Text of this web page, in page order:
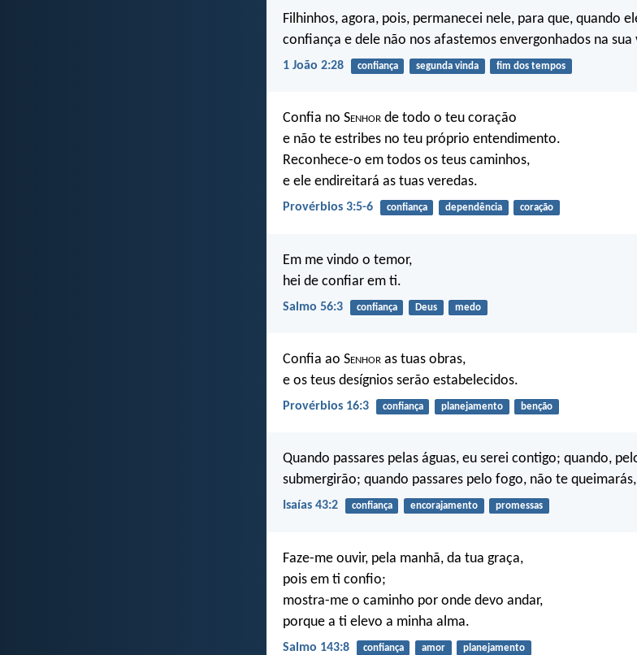
Filhinhos, agora, pois, permanecei nele, para que, quando
confiança e dele não nos afastemos envergonhados na sua
1 João 2:28 confiança segunda vinda fim dos tempos
Confia no Senhor de todo o teu coração
e não te estribes no teu próprio entendimento.
Reconhece-o em todos os teus caminhos,
e ele endireitará as tuas veredas.
Provérbios 3:5-6 confiança dependência coração
Em me vindo o temor,
hei de confiar em ti.
Salmo 56:3 confiança Deus medo
Confia ao Senhor as tuas obras,
e os teus desígnios serão estabelecidos.
Provérbios 16:3 confiança planejamento benção
Quando passares pelas águas, eu serei contigo; quando,
submergirão; quando passares pelo fogo, não te
Isaías 43:2 confiança encorajamento promessas
Faze-me ouvir, pela manhã, da tua graça,
pois em ti confio;
mostra-me o caminho por onde devo andar,
porque a ti elevo a minha alma.
Salmo 143:8 confiança amor planejamento